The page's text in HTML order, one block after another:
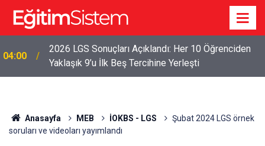
04:00
2026 LGS Sonuçları Açıklandı: Her 10 Öğrenciden
Yaklaşık 9’u İlk Beş Tercihine Yerleşti
Anasayfa MEB İOKBS - LGS
Şubat 2024 LGS örnek
soruları ve videoları yayımlandı